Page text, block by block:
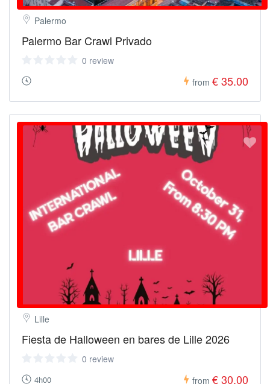
Lille
Fiesta de Halloween en bares de Lille 2026
0 review
4h00 from € 30.00
Palermo
Palermo Bar Crawl Privado
0 review
from € 35.00